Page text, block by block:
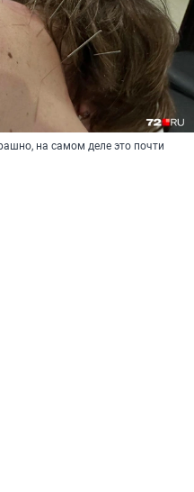
на самом деле это почти